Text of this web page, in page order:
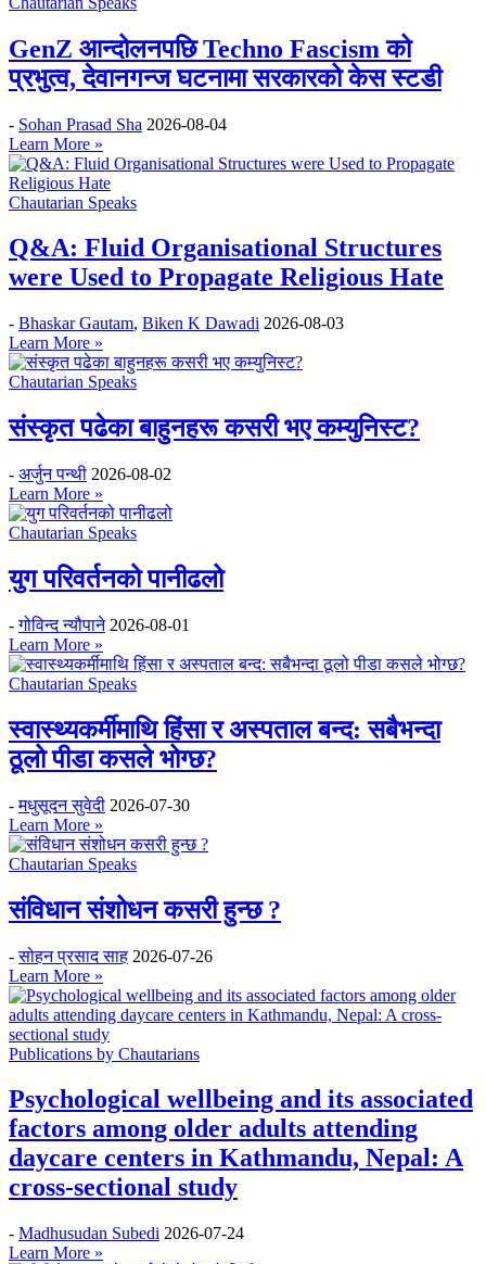
GenZ आन्दोलनपछि Techno Fascism को
प्रभुत्व, देवानगन्ज घटनामा सरकारको केस स्टडी
- Sohan Prasad Sha 2026-08-04
Learn More »
Chautarian Speaks
Q&A: Fluid Organisational Structures
were Used to Propagate Religious Hate
- Bhaskar Gautam, Biken K Dawadi 2026-08-03
Learn More »
Chautarian Speaks
संस्कृत पढेका बाहुनहरू कसरी भए कम्युनिस्ट?
- अर्जुन पन्थी 2026-08-02
Learn More »
Chautarian Speaks
युग परिवर्तनको पानीढलो
-गोविन्द न्यौपाने 2026-08-01
Learn More »
Chautarian Speaks
स्वास्थ्यकर्मीमाथि हिंसा र अस्पताल बन्द: सबैभन्दा
ठूलो पीडा कसले भोग्छ?
-मधुसूदन सुवेदी 2026-07-30
Learn More »
Chautarian Speaks
संविधान संशोधन कसरी हुन्छ ?
-सोहन प्रसाद साह 2026-07-26
Learn More »
Publications by Chautarians
Psychological wellbeing and its associated
factors among older adults attending
daycare centers in Kathmandu, Nepal: A
cross-sectional study
- Madhusudan Subedi 2026-07-24
Learn More »